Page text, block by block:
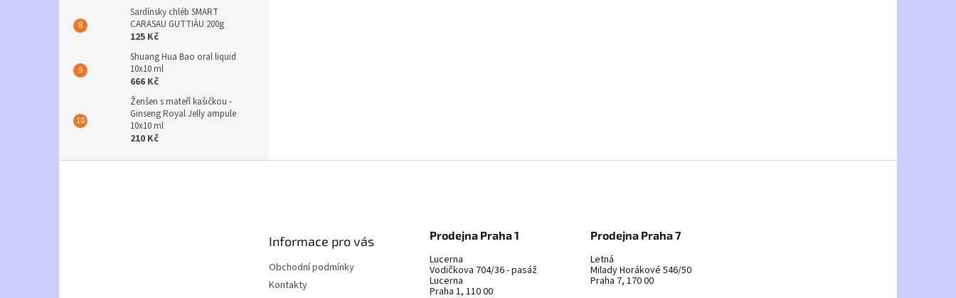
Sardínsky chléb SMART
CARASAU GUTTIÀU 200g
125 Kč
Shuang Hua Bao oral liquid
10x10 ml
666 Kč
Ženšen s mateří kašičkou -
Ginseng Royal Jelly ampule
10x10 ml
210 Kč
Informace pro vás
Obchodní podmínky
Kontakty
Prodejna Praha 1
Lucerna
Vodičkova 704/36 - pasáž
Lucerna
Praha 1, 110 00
Prodejna Praha 7
Letná
Milady Horákové 546/50
Praha 7, 170 00